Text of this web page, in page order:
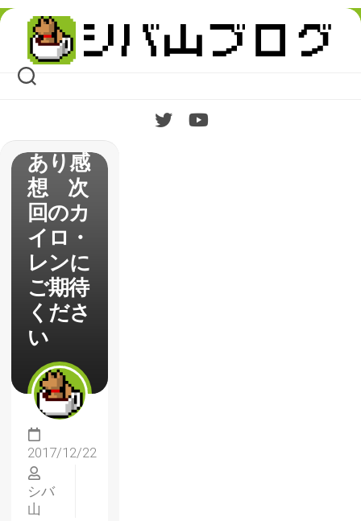
Skip
content
ーウォ
ーズ
最後の
ジェダ
タバレ
あり感
想 次
回のカ
イロ・
レンに
ご期待
くださ
い
2017/12/22
シバ
山